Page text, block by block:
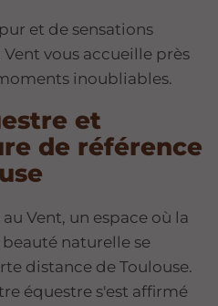
et de sensations
vous accueille près
inoubliables.
et
de référence
Vent, un espace où la
beauté naturelle se
distance de Toulouse.
équestre s'est affirmé